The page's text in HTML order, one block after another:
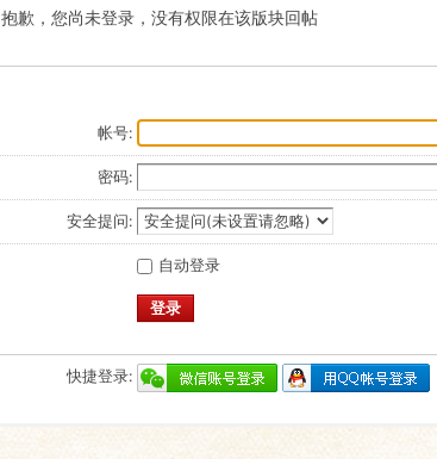
索
抱歉，您尚未登录，没有权限在该版块回帖
帐号:
密码:
安全提问:
自动登录
登录
快捷登录: